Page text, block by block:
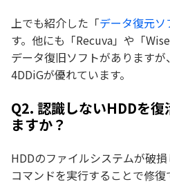
上でも紹介した「データ復元ソ
す。他にも「Recuva」や「
データ復旧ソフトがあります
4DDiGが優れています。
Q2. 認識しないHDDを復
ますか？
HDDのファイルシステムが破
コマンドを実行することで修復